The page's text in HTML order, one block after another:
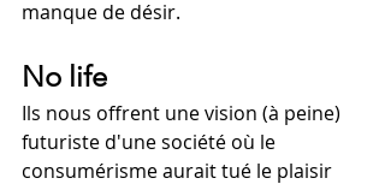
manque de désir.
No life
Ils nous offrent une vision (à peine)
futuriste d'une société où le
consumérisme aurait tué le plaisir